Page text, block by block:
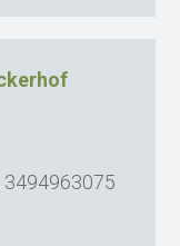
3494963075